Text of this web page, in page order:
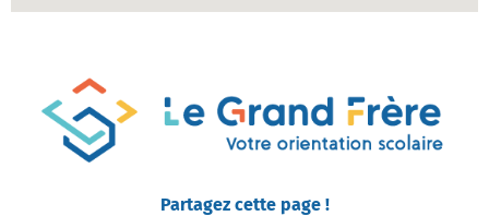
Partagez cette page !